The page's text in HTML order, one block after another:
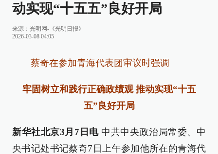
动实现“十五五”良好开局
来源： 光明网-《光明日报》
2026-03-08 04:05
蔡奇在参加青海代表团审议时强调
牢固树立和践行正确政绩观 推动实现“十五
五”良好开局
新华社北京3月7日电 中共中央政治局常委、中
央书记处书记蔡奇7日上午参加他所在的青海代